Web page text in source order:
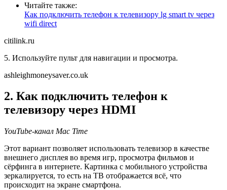
Читайте также:
Как подключить телефон к телевизору lg smart tv через
wifi direct
citilink.ru
5. Используйте пульт для навигации и просмотра.
ashleighmoneysaver.co.uk
2. Как подключить телефон к
телевизору через HDMI
YouTube-канал Mac Time
Этот вариант позволяет использовать телевизор в качестве
внешнего дисплея во время игр, просмотра фильмов и
сёрфинга в интернете. Картинка с мобильного устройства
зеркалируется, то есть на ТВ отображается всё, что
происходит на экране смартфона.